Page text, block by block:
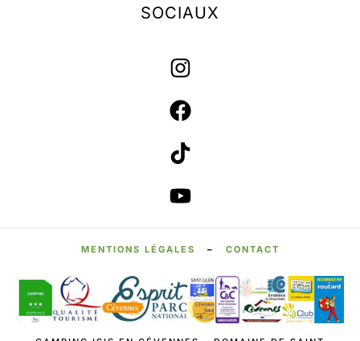
SOCIAUX
MENTIONS LÉGALES – CONTACT